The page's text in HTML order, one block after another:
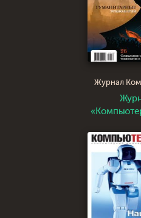
Журнал